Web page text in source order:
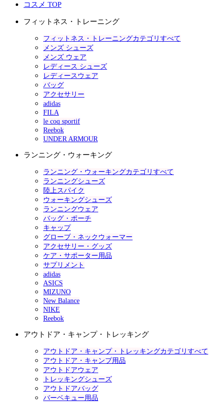
コスメ TOP
フィットネス・トレーニング
フィットネス・トレーニングカテゴリすべて
メンズ シューズ
メンズ ウェア
レディース シューズ
レディースウェア
バッグ
アクセサリー
adidas
FILA
le coq sportif
Reebok
UNDER ARMOUR
ランニング・ウォーキング
ランニング・ウォーキングカテゴリすべて
ランニングシューズ
陸上スパイク
ウォーキングシューズ
ランニングウェア
バッグ・ポーチ
キャップ
グローブ・ネックウォーマー
アクセサリー・グッズ
ケア・サポーター用品
サプリメント
adidas
ASICS
MIZUNO
New Balance
NIKE
Reebok
アウトドア・キャンプ・トレッキング
アウトドア・キャンプ・トレッキングカテゴリすべて
アウトドア・キャンプ用品
アウトドアウェア
トレッキングシューズ
アウトドアバッグ
バーベキュー用品